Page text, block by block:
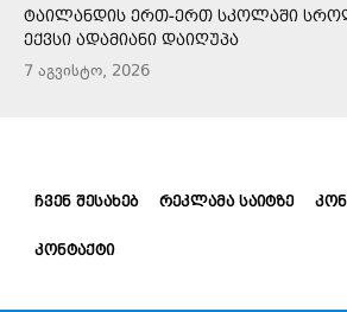
ᲢᲐᲘᲚᲐᲜᲓᲘᲡ ᲔᲠᲗ-ᲔᲠᲗ ᲡᲙᲝᲚᲐᲨᲘ
ᲔᲥᲕᲡᲘ ᲐᲓᲐᲛᲘᲐᲜᲘ ᲓᲐᲘᲦᲣᲞᲐ
7 აგვისტო, 2026
ᲩᲕᲔᲜ ᲨᲔᲡᲐᲮᲔᲑ ᲠᲔᲙᲚᲐᲛᲐ ᲡᲐᲘᲢᲖᲔ
ᲙᲝᲜᲢᲐᲥᲢᲘ